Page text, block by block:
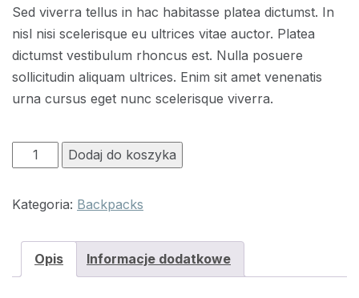
Sed viverra tellus in hac habitasse platea dictumst. In
nisl nisi scelerisque eu ultrices vitae auctor. Platea
dictumst vestibulum rhoncus est. Nulla posuere
sollicitudin aliquam ultrices. Enim sit amet venenatis
urna cursus eget nunc scelerisque viverra.
ilość
Bagger
Backpack
Dodaj do koszyka
Kategoria: Backpacks
Opis Informacje dodatkowe